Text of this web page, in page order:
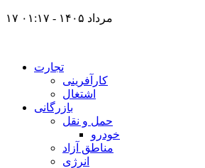
۱۷ مرداد ۱۴۰۵ - ۰۱:۱۷
تجارت
کارآفرینی
اشتغال
بازرگانی
حمل و نقل
خودرو
مناطق آزاد
انرژی